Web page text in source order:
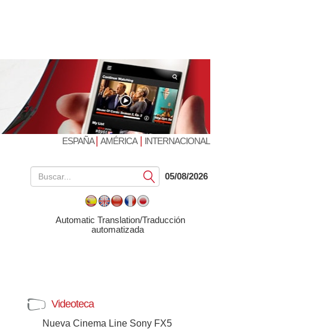
ESPAÑA| AMÉRICA| INTERNACIONAL
Submit05/08/2026
Automatic Translation/Traducción
automatizada
Videoteca
Nueva Cinema Line Sony FX5